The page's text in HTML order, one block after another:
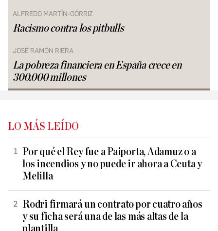
ALFREDO MARTÍN-GÓRRIZ
Racismo contra los pitbulls
JOSÉ RAMÓN RIERA
La pobreza financiera en España crece en
300.000 millones
LO MÁS LEÍDO
Por qué el Rey fue a Paiporta, Adamuz o a
los incendios y no puede ir ahora a Ceuta y
Melilla
Rodri firmará un contrato por cuatro años
y su ficha será una de las más altas de la